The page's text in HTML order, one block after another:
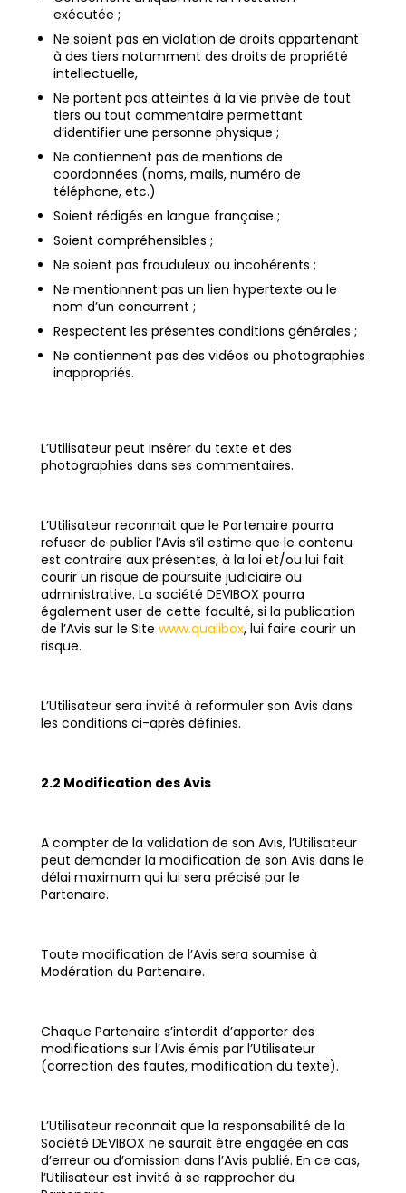
exécutée ;
Ne soient pas en violation de droits appartenant
à des tiers notamment des droits de propriété
intellectuelle,
Ne portent pas atteintes à la vie privée de tout
tiers ou tout commentaire permettant
d’identifier une personne physique ;
Ne contiennent pas de mentions de
coordonnées (noms, mails, numéro de
téléphone, etc.)
Soient rédigés en langue française ;
Soient compréhensibles ;
Ne soient pas frauduleux ou incohérents ;
Ne mentionnent pas un lien hypertexte ou le
nom d’un concurrent ;
Respectent les présentes conditions générales ;
Ne contiennent pas des vidéos ou photographies
inappropriés.
L’Utilisateur peut insérer du texte et des
photographies dans ses commentaires.
L’Utilisateur reconnait que le Partenaire pourra
refuser de publier l’Avis s’il estime que le contenu
est contraire aux présentes, à la loi et/ou lui fait
courir un risque de poursuite judiciaire ou
administrative. La société DEVIBOX pourra
également user de cette faculté, si la publication
de l’Avis sur le Site www.qualibox, lui faire courir un
risque.
L’Utilisateur sera invité à reformuler son Avis dans
les conditions ci-après définies.
2.2 Modification des Avis
A compter de la validation de son Avis, l’Utilisateur
peut demander la modification de son Avis dans le
délai maximum qui lui sera précisé par le
Partenaire.
Toute modification de l’Avis sera soumise à
Modération du Partenaire.
Chaque Partenaire s’interdit d’apporter des
modifications sur l’Avis émis par l’Utilisateur
(correction des fautes, modification du texte).
L’Utilisateur reconnait que la responsabilité de la
Société DEVIBOX ne saurait être engagée en cas
d’erreur ou d’omission dans l’Avis publié. En ce cas,
l’Utilisateur est invité à se rapprocher du